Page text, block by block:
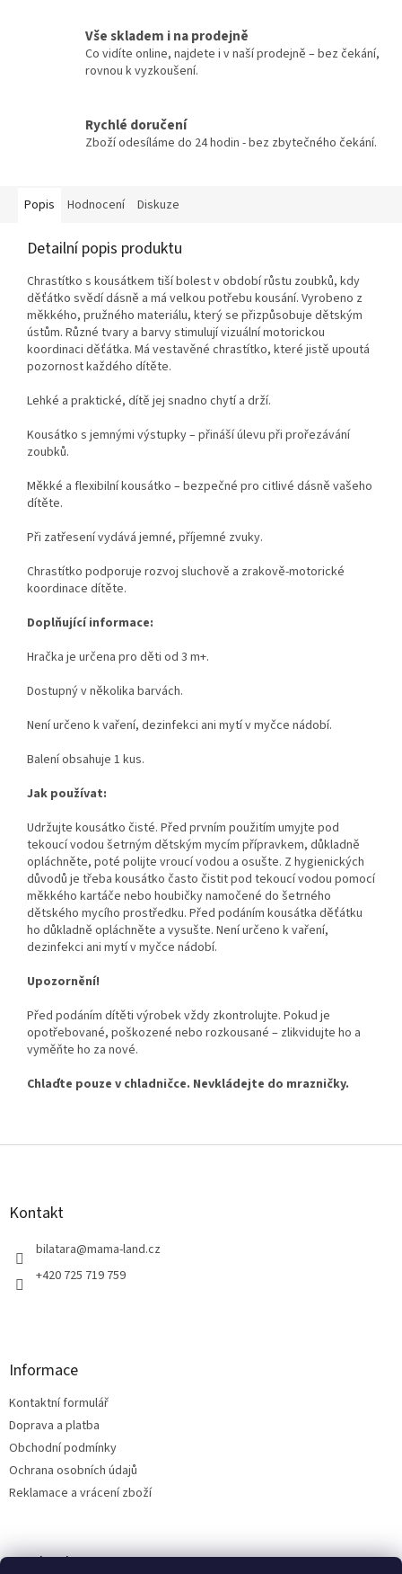
Vše skladem i na prodejně
Co vidíte online, najdete i v naší prodejně – bez čekání,
rovnou k vyzkoušení.
Rychlé doručení
Zboží odesíláme do 24 hodin - bez zbytečného čekání.
Popis Hodnocení Diskuze
Detailní popis produktu
Chrastítko s kousátkem tiší bolest v období růstu zoubků, kdy
děťátko svědí dásně a má velkou potřebu kousání. Vyrobeno z
měkkého, pružného materiálu, který se přizpůsobuje dětským
ústům. Různé tvary a barvy stimulují vizuální motorickou
koordinaci děťátka. Má vestavěné chrastítko, které jistě upoutá
pozornost každého dítěte.
Lehké a praktické, dítě jej snadno chytí a drží.
Kousátko s jemnými výstupky – přináší úlevu při prořezávání
zoubků.
Měkké a flexibilní kousátko – bezpečné pro citlivé dásně vašeho
dítěte.
Při zatřesení vydává jemné, příjemné zvuky.
Chrastítko podporuje rozvoj sluchově a zrakově-motorické
koordinace dítěte.
Doplňující informace:
Hračka je určena pro děti od 3 m+.
Dostupný v několika barvách.
Není určeno k vaření, dezinfekci ani mytí v myčce nádobí.
Balení obsahuje 1 kus.
Jak používat:
Udržujte kousátko čisté. Před prvním použitím umyjte pod
tekoucí vodou šetrným dětským mycím přípravkem, důkladně
opláchněte, poté polijte vroucí vodou a osušte. Z hygienických
důvodů je třeba kousátko často čistit pod tekoucí vodou pomocí
měkkého kartáče nebo houbičky namočené do šetrného
dětského mycího prostředku. Před podáním kousátka děťátku
ho důkladně opláchněte a vysušte. Není určeno k vaření,
dezinfekci ani mytí v myčce nádobí.
Upozornění!
Před podáním dítěti výrobek vždy zkontrolujte. Pokud je
opotřebované, poškozené nebo rozkousané – zlikvidujte ho a
vyměňte ho za nové.
Chlaďte pouze v chladničce. Nevkládejte do mrazničky.
Z
Kontakt
bilatara@mama-land.cz
+420 725 719 759
Informace
Kontaktní formulář
Doprava a platba
Obchodní podmínky
Ochrana osobních údajů
Reklamace a vrácení zboží
Facebook